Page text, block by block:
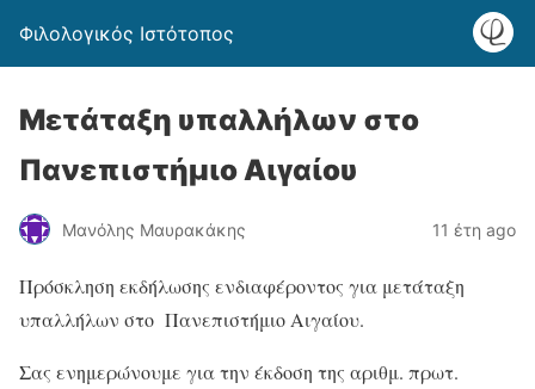
Φιλολογικός Ιστότοπος
Μετάταξη υπαλλήλων στο
Πανεπιστήμιο Αιγαίου
Μανόλης Μαυρακάκης 11 έτη ago
Πρόσκληση εκδήλωσης ενδιαφέροντος για μετάταξη
υπαλλήλων στο Πανεπιστήμιο Αιγαίου.
Σας ενημερώνουμε για την έκδοση της αριθμ. πρωτ.